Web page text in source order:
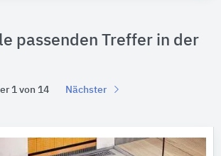
passenden Treffer in der
1 von 14 Nächster